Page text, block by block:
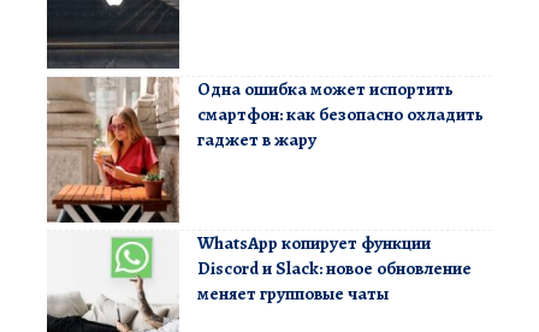
Одна ошибка может испортить
смартфон: как безопасно охладить
гаджет в жару
WhatsApp копирует функции
Discord и Slack: новое обновление
меняет групповые чаты